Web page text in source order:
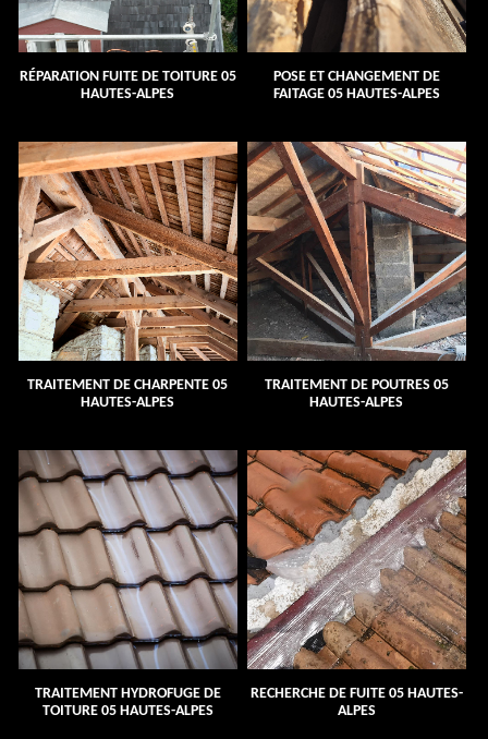
RÉPARATION FUITE DE TOITURE 05
HAUTES-ALPES
POSE ET CHANGEMENT DE
FAITAGE 05 HAUTES-ALPES
TRAITEMENT DE CHARPENTE 05
HAUTES-ALPES
TRAITEMENT DE POUTRES 05
HAUTES-ALPES
TRAITEMENT HYDROFUGE DE
TOITURE 05 HAUTES-ALPES
RECHERCHE DE FUITE 05 HAUTES-
ALPES